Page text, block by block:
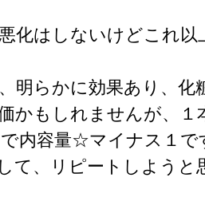
化はしないけどこれ
明らかに効果あり、化
かもしれませんが、
内容量☆マイナス１で
て、リピートしようと